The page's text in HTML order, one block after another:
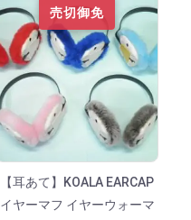
売切御免
【耳あて】KOALA EARCAP
イヤーマフ イヤーウォーマ